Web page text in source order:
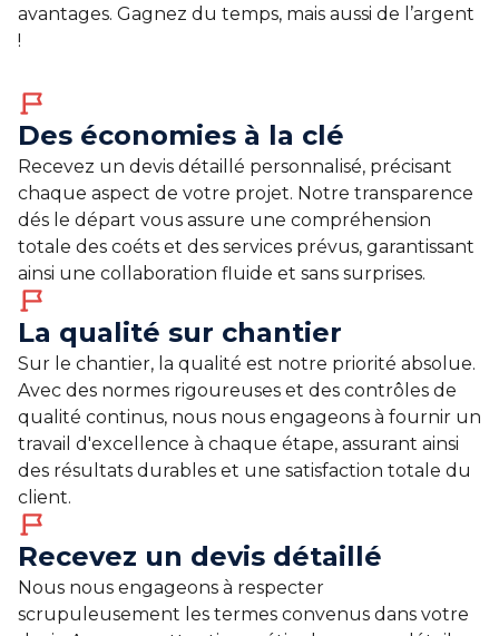
avantages. Gagnez du temps, mais aussi de l’argent
!
Des économies à la clé
Recevez un devis détaillé personnalisé, précisant
chaque aspect de votre projet. Notre transparence
dés le départ vous assure une compréhension
totale des coéts et des services prévus, garantissant
ainsi une collaboration fluide et sans surprises.
La qualité sur chantier
Sur le chantier, la qualité est notre priorité absolue.
Avec des normes rigoureuses et des contrôles de
qualité continus, nous nous engageons à fournir un
travail d'excellence à chaque étape, assurant ainsi
des résultats durables et une satisfaction totale du
client.
Recevez un devis détaillé
Nous nous engageons à respecter
scrupuleusement les termes convenus dans votre